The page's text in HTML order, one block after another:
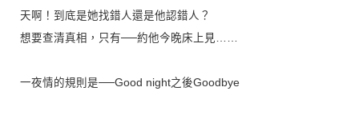
天啊！到底是她找錯人還是他認錯人？
想要查清真相，只有──約他今晚床上見……
一夜情的規則是──Good night之後Goodbye